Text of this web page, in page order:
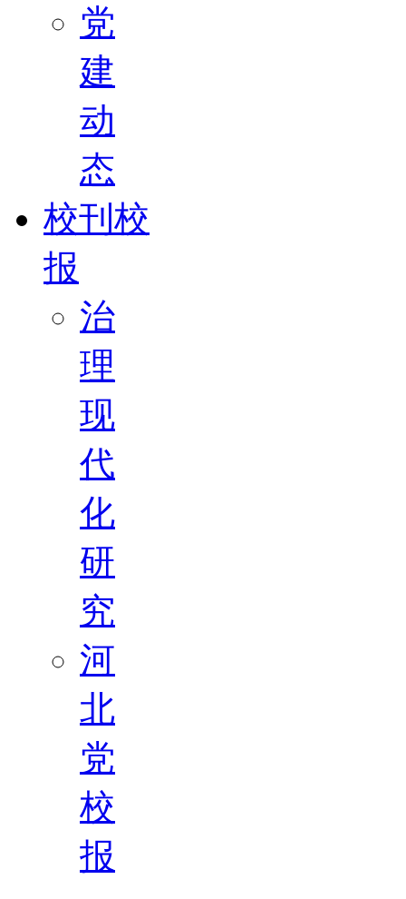
党
建
动
态
校刊校
报
治
理
现
代
化
研
究
河
北
党
校
报